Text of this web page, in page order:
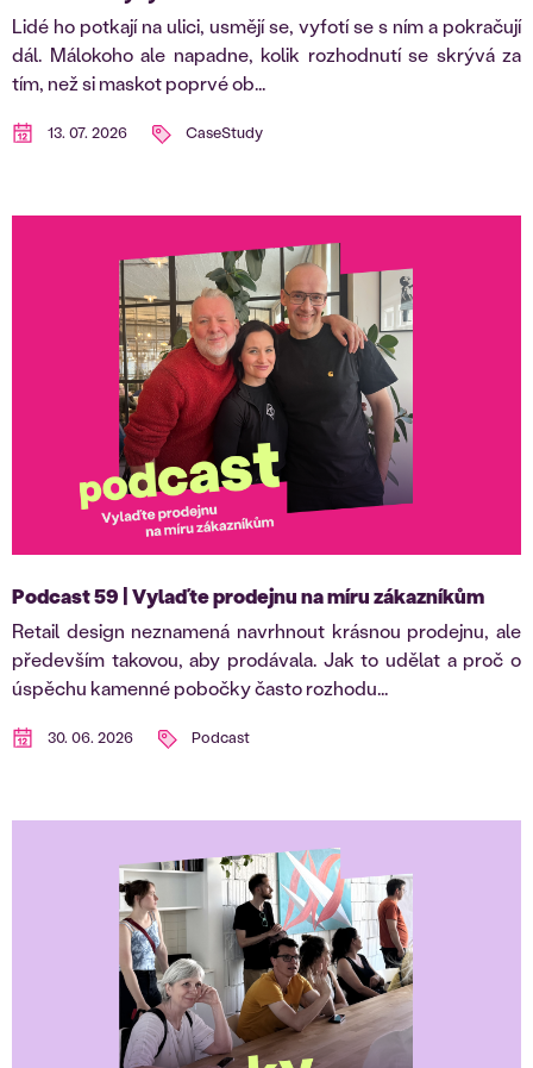
Lidé ho potkají na ulici, usmějí se, vyfotí se s ním a pokračují
dál. Málokoho ale napadne, kolik rozhodnutí se skrývá za
tím, než si maskot poprvé ob...
13. 07. 2026 CaseStudy
Podcast 59 | Vylaďte prodejnu na míru zákazníkům
Retail design neznamená navrhnout krásnou prodejnu, ale
především takovou, aby prodávala. Jak to udělat a proč o
úspěchu kamenné pobočky často rozhodu...
30. 06. 2026 Podcast